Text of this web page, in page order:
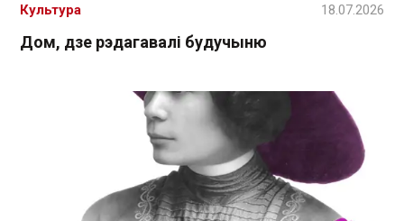
Дом, дзе рэдагавалі будучыню
Культура 18.07.2026